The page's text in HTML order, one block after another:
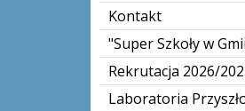
Kontakt
"Super Szkoły w
Rekrutacja 2026/
Laboratoria